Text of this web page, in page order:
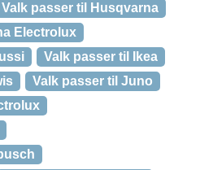
Valk passer til Husqvarna
Electrolux
Valk passer til Ikea
Valk passer til Juno